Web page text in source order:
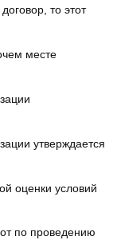
то этот
месте
утверждается
оценки условий
по проведению